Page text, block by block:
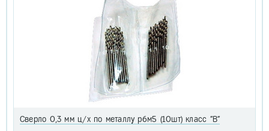
Сверло 0,3 мм ц/х по металлу р6м5 (10шт) класс "В"